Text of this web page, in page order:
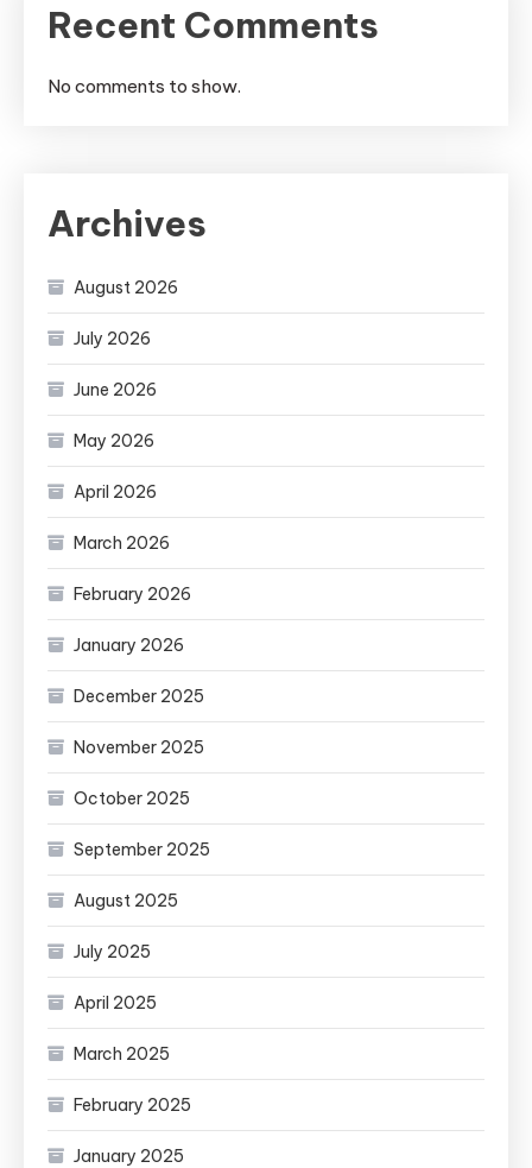
Recent Comments
No comments to show.
Archives
August 2026
July 2026
June 2026
May 2026
April 2026
March 2026
February 2026
January 2026
December 2025
November 2025
October 2025
September 2025
August 2025
July 2025
April 2025
March 2025
February 2025
January 2025